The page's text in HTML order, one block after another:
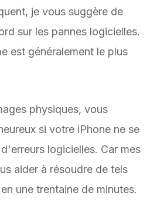
je vous suggère de
sur les pannes logicielles.
est généralement le plus
physiques, vous
si votre iPhone ne se
logicielles. Car mes
aider à résoudre de tels
une trentaine de minutes.